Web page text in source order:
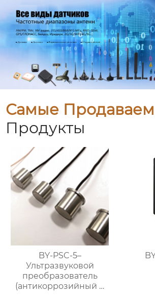
Самые
Продукты
BY-PSC-5–
Ультразвуковой
преобразователь
(антикоррозийный и